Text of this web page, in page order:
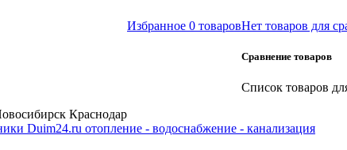
Краснодар
Избранное 0 товаровНет товаров для
Сравнение товаров
Список товаров
отопление - водоснабжение - канализация